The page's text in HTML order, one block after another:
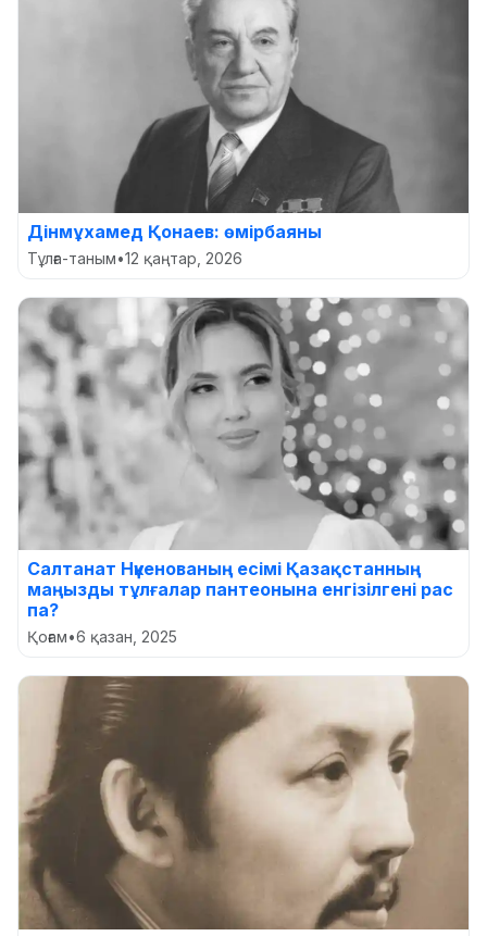
Дінмұхамед Қонаев: өмірбаяны
Тұлға-таным•12 қаңтар, 2026
Салтанат Нүкенованың есімі Қазақстанның
маңызды тұлғалар пантеонына енгізілгені рас
па?
Қоғам•6 қазан, 2025